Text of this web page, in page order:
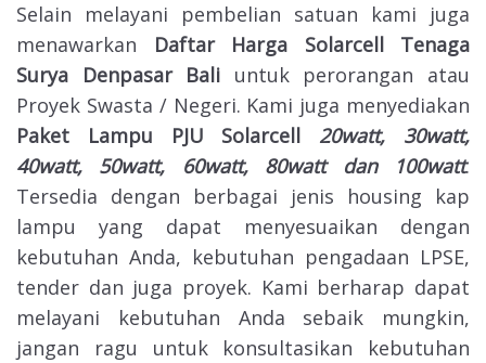
Selain melayani pembelian satuan kami juga
menawarkan
Daftar Harga Solarcell Tenaga
Surya Denpasar Bali untuk perorangan atau
Proyek Swasta / Negeri. Kami juga menyediakan
Paket Lampu PJU
Solarcell 20watt, 30watt,
40watt, 50watt, 60watt, 80watt dan 100watt.
Tersedia dengan berbagai jenis housing kap
lampu yang dapat menyesuaikan dengan
kebutuhan Anda, kebutuhan pengadaan LPSE,
tender dan juga proyek. Kami berharap dapat
melayani kebutuhan Anda sebaik mungkin,
jangan ragu untuk konsultasikan kebutuhan